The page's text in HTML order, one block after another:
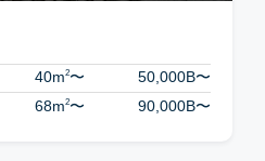
40m2〜 50,000B〜
68m2〜 90,000B〜